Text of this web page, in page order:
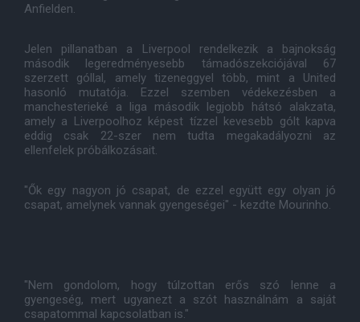
Anfielden.
Jelen pillanatban a Liverpool rendelkezik a bajnokság
második legeredményesebb támadószekciójával 67
szerzett góllal, amely tizeneggyel több, mint a United
hasonló mutatója. Ezzel szemben védekezésben a
manchesterieké a liga második legjobb hátsó alakzata,
amely a Liverpoolhoz képest tízzel kevesebb gólt kapva
eddig csak 22-szer nem tudta megakadályozni az
ellenfelek próbálkozásait.
"Ők egy nagyon jó csapat, de ezzel együtt egy olyan jó
csapat, amelynek vannak gyengeségei" - kezdte Mourinho.
"Nem gondolom, hogy túlzottan erős szó lenne a
gyengeség, mert ugyanezt a szót használnám a saját
csapatommal kapcsolatban is."